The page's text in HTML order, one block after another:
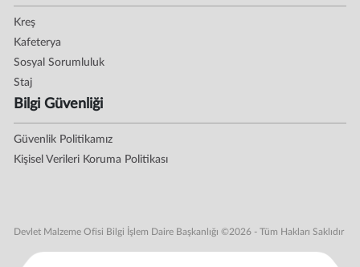
Kreş
Kafeterya
Sosyal Sorumluluk
Staj
Bilgi Güvenliği
Güvenlik Politikamız
Kişisel Verileri Koruma Politikası
Devlet Malzeme Ofisi Bilgi İşlem Daire Başkanlığı ©2026 - Tüm Hakları Saklıdır